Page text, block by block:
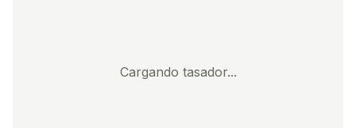
Cargando tasador...